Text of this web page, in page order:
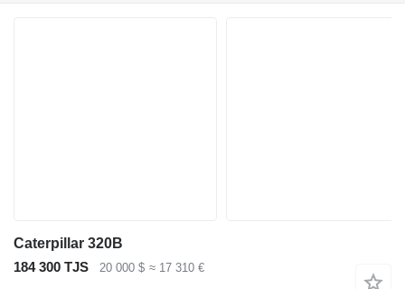
Caterpillar 320B
184 300 TJS
20 000 $ ≈ 17 310 €